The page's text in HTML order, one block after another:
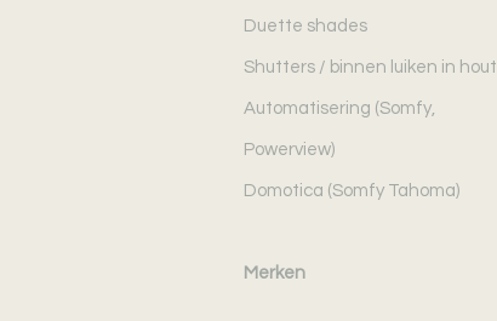
Duette shades
Shutters / binnen luiken in hout
Automatisering (Somfy,
Powerview)
Domotica (Somfy Tahoma)
Merken